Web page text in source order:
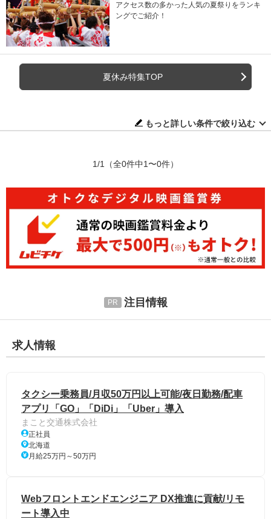
アクセス数の多かった人気の夏祭りをランキ
ングでご紹介！
夏休み特集TOP
もっと詳しい条件で絞り込む
1/1 （全0件中1〜0件）
注目情報
求人情報
タクシー乗務員/月収50万円以上可能/夜日勤務/配車
アプリ「GO」「DiDi」「Uber」導入
まこと交通株式会社
正社員
北海道
月給25万円～50万円
Webフロントエンドエンジニア DX推進に貢献/リモ
ート導入中